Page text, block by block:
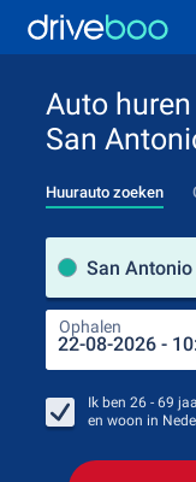
Auto huren
San
Huurauto zoeken
San
Ophalen
Ik ben 26 - 69
en woon in